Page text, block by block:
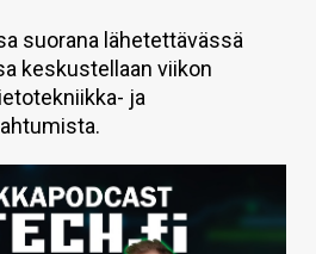
suorana lähetettävässä
keskustellaan viikon
ja